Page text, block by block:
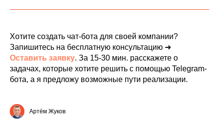
Хотите создать чат-бота для своей компании?
Запишитесь на бесплатную консультацию ➜
Оставить заявку. За 15-30 мин. расскажете о
задачах, которые хотите решить с помощью Telegram-
бота, а я предложу возможные пути реализации.
Артём Жуков